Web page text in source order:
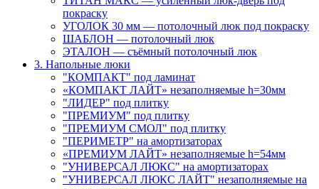
покраску
УГОЛОК 30 мм — потолочный люк под покраску
ШАБЛОН — потолочный люк
ЭТАЛОН — съёмный потолочный люк
3. Напольные люки
"КОМПАКТ" под ламинат
«КОМПАКТ ЛАЙТ» незаполняемые h=30мм
"ЛИДЕР" под плитку
"ПРЕМИУМ" под плитку
"ПРЕМИУМ СМОЛ" под плитку
"ПЕРИМЕТР" на амортизаторах
«ПРЕМИУМ ЛАЙТ» незаполняемые h=54мм
"УНИВЕРСАЛ ЛЮКС" на амортизаторах
"УНИВЕРСАЛ ЛЮКС ЛАЙТ" незаполняемые на